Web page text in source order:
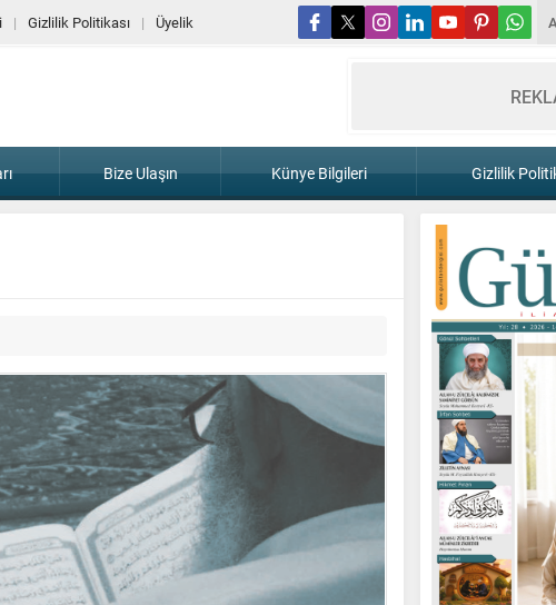
Gizlilik Politikası Üyelik
Bize Ulaşın Künye Bilgileri Gizlilik